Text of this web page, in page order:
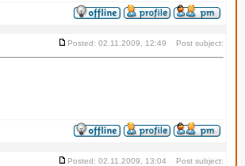
Posted: 02.11.2009, 12:49 Post subject:
Posted: 02.11.2009, 13:04 Post subject: